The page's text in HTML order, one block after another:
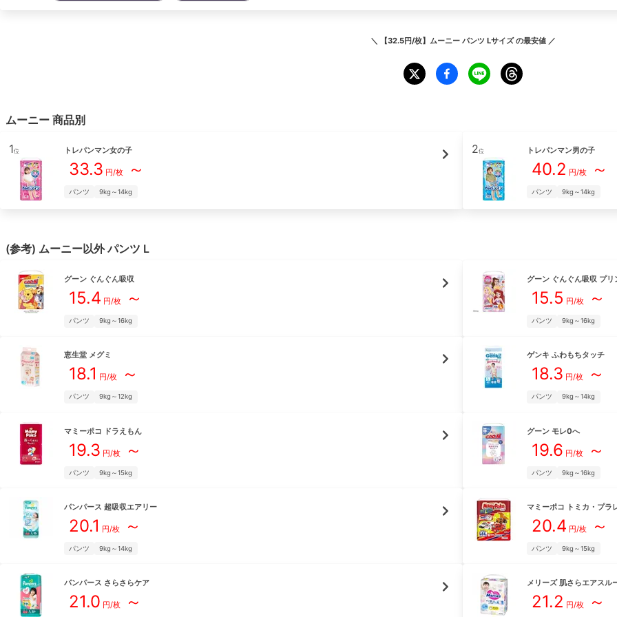
＼ 【32.5円/枚】ムーニー パンツ Lサイズの最安値 ／
ムーニー 商品別
1位 トレパンマン女の子
33.3 円/枚～
パンツ 9kg～14kg
2位 トレパンマン男の子
40.2 円/枚～
パンツ 9kg～14kg
(参考) ムーニー以外パンツ L
グーン ぐんぐん吸収
15.4 円/枚～
パンツ 9kg～16kg
グーン ぐんぐん吸収 プリ
15.5 円/枚～
パンツ 9kg～16kg
恵生堂 メグミ
18.1 円/枚～
パンツ 9kg～12kg
ゲンキ ふわもちタッチ
18.3 円/枚～
パンツ 9kg～14kg
マミーポコ ドラえもん
19.3 円/枚～
パンツ 9kg～15kg
グーン モレ0へ
19.6 円/枚～
パンツ 9kg～16kg
パンパース 超吸収エアリー
20.1 円/枚～
パンツ 9kg～14kg
マミーポコ トミカ・プラ
20.4 円/枚～
パンツ 9kg～15kg
パンパース さらさらケア
21.0 円/枚～
メリーズ 肌さらエアスル
21.2 円/枚～